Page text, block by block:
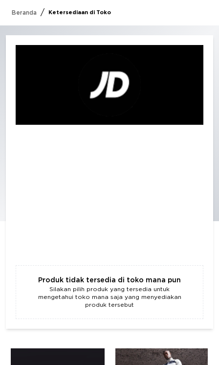
Beranda / Ketersediaan di Toko
Produk tidak tersedia di toko mana pun
Silakan pilih produk yang tersedia untuk
mengetahui toko mana saja yang menyediakan
produk tersebut